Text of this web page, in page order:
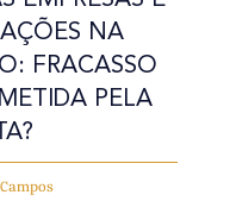
NA
FRACASSO
PELA